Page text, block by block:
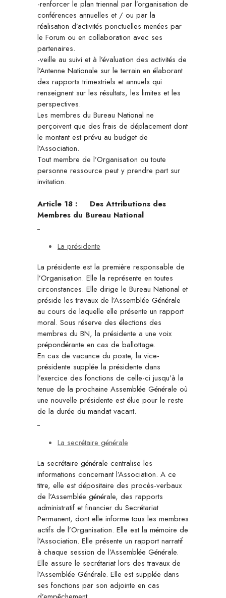
-renforcer le plan triennal par l’organisation de
conférences annuelles et / ou par la
réalisation d’activités ponctuelles menées par
le Forum ou en collaboration avec ses
partenaires.
-veille au suivi et à l’évaluation des activités de
l’Antenne Nationale sur le terrain en élaborant
des rapports trimestriels et annuels qui
renseignent sur les résultats, les limites et les
perspectives.
Les membres du Bureau National ne
perçoivent que des frais de déplacement dont
le montant est prévu au budget de
l’Association.
Tout membre de l’Organisation ou toute
personne ressource peut y prendre part sur
invitation.
Article 18 :
Des Attributions des
Membres du Bureau National
La présidente
La présidente est la première responsable de
l’Organisation. Elle la représente en toutes
circonstances. Elle dirige le Bureau National et
préside les travaux de l’Assemblée Générale
au cours de laquelle elle présente un rapport
moral. Sous réserve des élections des
membres du BN, la présidente a une voix
prépondérante en cas de ballottage.
En cas de vacance du poste, la vice-
présidente supplée la présidente dans
l’exercice des fonctions de celle-ci jusqu’à la
tenue de la prochaine Assemblée Générale où
une nouvelle présidente est élue pour le reste
de la durée du mandat vacant.
La secrétaire générale
La secrétaire générale centralise les
informations concernant l’Association. A ce
titre, elle est dépositaire des procès-verbaux
de l’Assemblée générale, des rapports
administratif et financier du Secrétariat
Permanent, dont elle informe tous les membres
actifs de l’Organisation. Elle est la mémoire de
l’Association. Elle présente un rapport narratif
à chaque session de l’Assemblée Générale.
Elle assure le secrétariat lors des travaux de
l’Assemblée Générale. Elle est supplée dans
ses fonctions par son adjointe en cas